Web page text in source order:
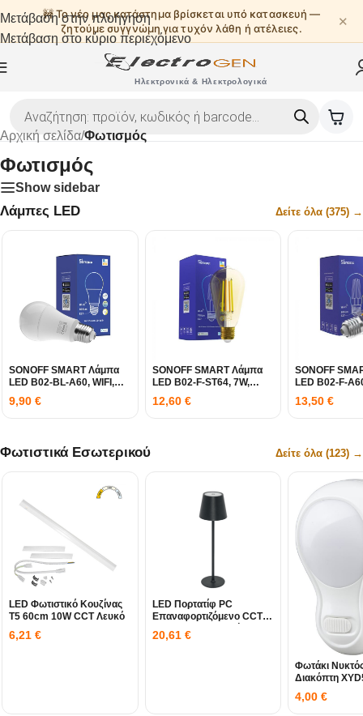
🚧 Το νέο μας κατάστημα βρίσκεται υπό κατασκευή —
ζητούμε συγγνώμη για τυχόν λάθη ή ατέλειες.
✕
Μετάβαση στην πλοήγηση
Μετάβαση στο κύριο περιεχόμενο
Ηλεκτρονικά & Ηλεκτρολογικά
Αρχική σελίδα/Φωτισμός
Φωτισμός
Show sidebar
Λάμπες LED Δείτε όλα (375) →
SONOFF SMART Λάμπα
LED B02-BL-A60, WIFI,
9,90 €
SONOFF SMART Λάμπα
LED B02-F-ST64, 7W,
12,60 €
SONOFF
LED B02-F-
13,50€
Φωτιστικά Εσωτερικού Δείτε όλα (123) →
LED Φωτιστικό Κουζίνας
T5 60cm 10W CCT Λευκό
6,21 €
LED Πορτατίφ PC
Επαναφορτιζόμενο CCT
3W USB 5VDC Μαύρο
20,61 €
Φωτάκι
Διακόπτη
4,00€